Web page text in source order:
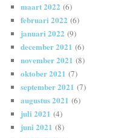
maart 2022 (6)
februari 2022 (6)
januari 2022 (9)
december 2021 (6)
november 2021 (8)
oktober 2021 (7)
september 2021 (7)
augustus 2021 (6)
juli 2021 (4)
juni 2021 (8)